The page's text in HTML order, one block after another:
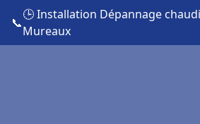
📞
🕒 Installation Dépannage
Mureaux